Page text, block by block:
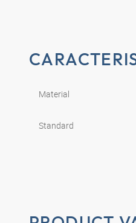
Material
Standard